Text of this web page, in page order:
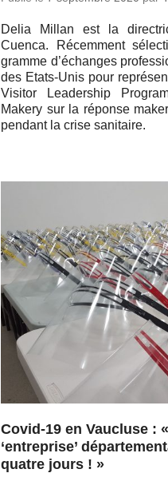
Delia Millan est la
Cuenca. Ré­cem­ment
gramme d’échanges
des Etats-Unis pour
Visitor Lea­der­ship
Makery sur la réponse
pendant la crise sanitaire.
Covid-19 en Vaucluse :
‘entreprise’
quatre jours ! »